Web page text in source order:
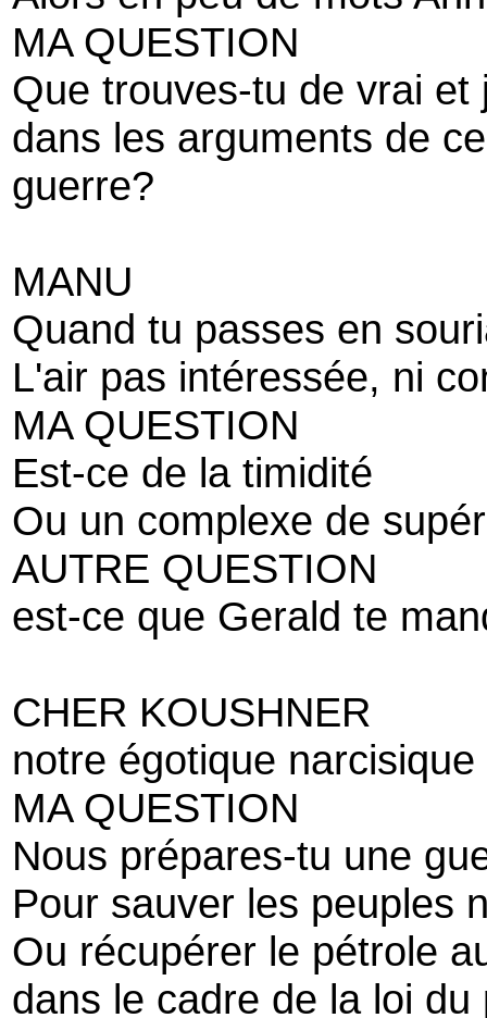
MA QUESTION
Que trouves-tu de vrai et
dans les arguments de
guerre?
MANU
Quand tu passes en
L'air pas intéressée, ni
MA QUESTION
Est-ce de la timidité
Ou un complexe de
AUTRE QUESTION
est-ce que Gerald te
CHER KOUSHNER
notre égotique
MA QUESTION
Nous prépares-tu une
Pour sauver les peuples
Ou récupérer le pétrole
dans le cadre de la loi du